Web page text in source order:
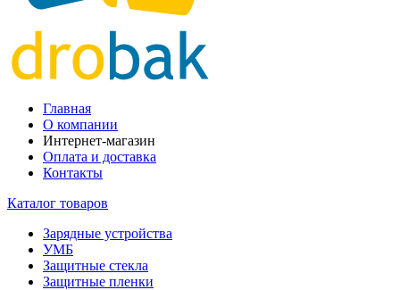
Главная
О компании
Интернет-магазин
Оплата и доставка
Контакты
Каталог товаров
Зарядные устройства
УМБ
Защитные стекла
Защитные пленки